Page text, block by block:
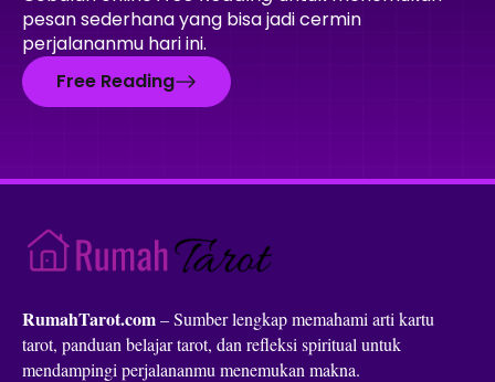
pesan sederhana yang bisa jadi cermin
perjalananmu hari ini.
Free Reading
RumahTarot.com– Sumber lengkap memahami arti kartu
tarot, panduan belajar tarot, dan refleksi spiritual untuk
mendampingi perjalananmu menemukan makna.